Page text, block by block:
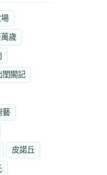
歲
閨閣記
藝
皮諾丘